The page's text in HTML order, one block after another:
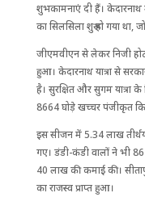
शुभकामनाएं दी हैं। केदारनाथ
का सिलसिला शुरू हो गया
जीएमवीएन से लेकर निजी
हुआ। केदारनाथ यात्रा से
है। सुरक्षित और सुगम यात्रा
8664 घोड़े खच्चर पंजीकृत
इस सीजन में 5.34 लाख
गए। डंडी-कंडी वालों ने भी
40 लाख की कमाई की।
का राजस्व प्राप्त हुआ।